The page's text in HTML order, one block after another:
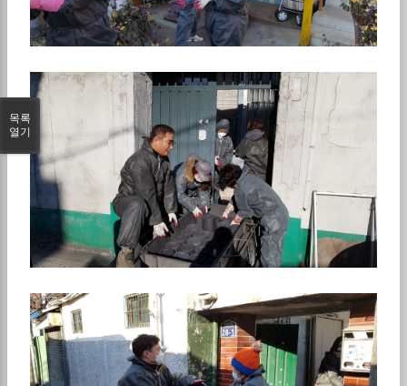
목록
열기